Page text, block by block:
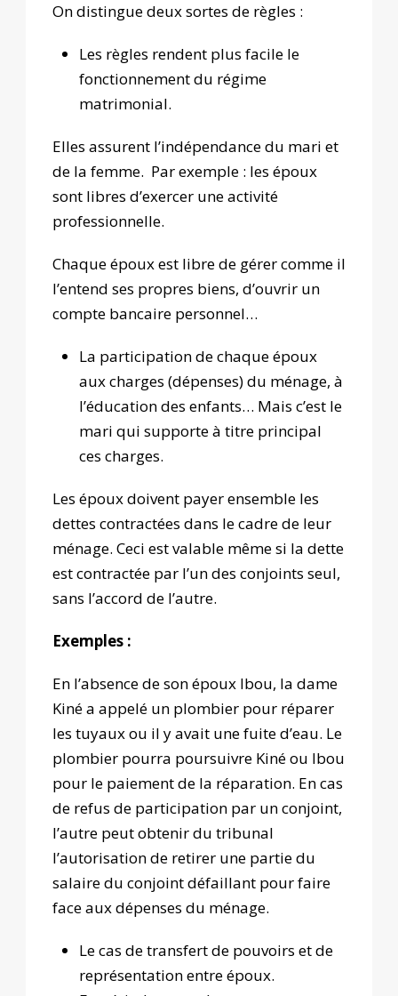
On distingue deux sortes de règles :
Les règles rendent plus facile le
fonctionnement du régime
matrimonial.
Elles assurent l’indépendance du mari et
de la femme. Par exemple : les époux
sont libres d’exercer une activité
professionnelle.
Chaque époux est libre de gérer comme il
l’entend ses propres biens, d’ouvrir un
compte bancaire personnel…
La participation de chaque époux
aux charges (dépenses) du ménage, à
l’éducation des enfants… Mais c’est le
mari qui supporte à titre principal
ces charges.
Les époux doivent payer ensemble les
dettes contractées dans le cadre de leur
ménage. Ceci est valable même si la dette
est contractée par l’un des conjoints seul,
sans l’accord de l’autre.
Exemples :
En l’absence de son époux Ibou, la dame
Kiné a appelé un plombier pour réparer
les tuyaux ou il y avait une fuite d’eau. Le
plombier pourra poursuivre Kiné ou Ibou
pour le paiement de la réparation. En cas
de refus de participation par un conjoint,
l’autre peut obtenir du tribunal
l’autorisation de retirer une partie du
salaire du conjoint défaillant pour faire
face aux dépenses du ménage.
Le cas de transfert de pouvoirs et de
représentation entre époux.